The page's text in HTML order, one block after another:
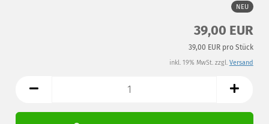
NEU
39,00 EUR
39,00 EUR pro Stück
inkl. 19% MwSt. zzgl. Versand